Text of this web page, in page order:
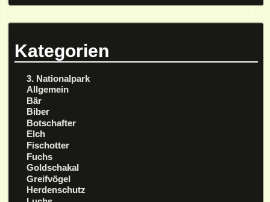
Kategorien
3. Nationalpark
Allgemein
Bär
Biber
Botschafter
Elch
Fischotter
Fuchs
Goldschakal
Greifvögel
Herdenschutz